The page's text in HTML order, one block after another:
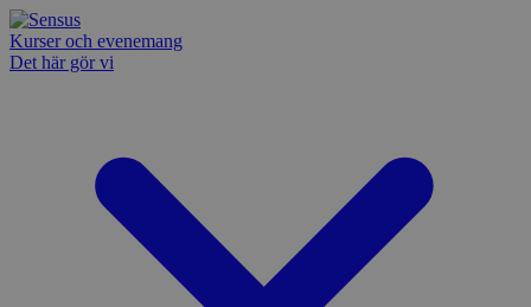
Kurser och evenemang
Det här gör vi